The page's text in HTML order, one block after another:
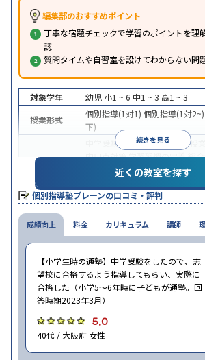
編集部のおすすめポイント
丁寧な宿題チェックで学習のポイントを理
認
質問タイムや自習室を設けてわからない問
続きを見る
対象学年 幼児 小1 ~ 6 中1 ~ 3 高1 ~ 3
授業形式
個別指導(1対1) 個別指導(1対2~)
下)
中学受験 高校受験大学受験
授
内申点対策学習習慣の定着総
推薦入試対策 学校別特化対策
定)対策数学特化対策
特徴
応
1科目から受講可能 季節講習
室あり
近くの教室を探す
個別指導塾ブレーンの口コミ・評判
成績向上
【小学生時の通塾】中学受験をしたので、志
望校に合格するよう指導してもらい、実際に
合格した（小学5〜6年時に子どもが通塾。回
答時期2023年3月）
5.0
40代 / 大阪府 女性
料金 カリキュラム 講師